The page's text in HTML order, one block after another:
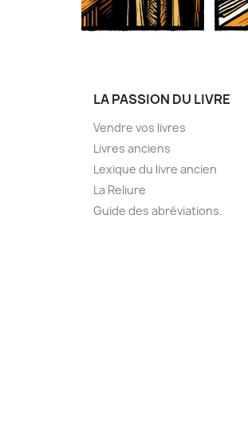
LA PASSION DU LIVRE
Vendre vos livres
Livres anciens
Lexique du livre ancien
La Reliure
Guide des abréviations.